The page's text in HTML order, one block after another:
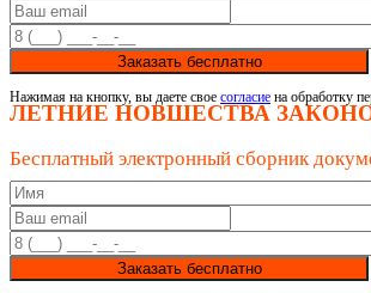
Заказать бесплатно
Нажимая на кнопку, вы даете свое согласие на обработку
ЛЕТНИЕ НОВШЕСТВА
Бесплатный электронный сборник
Заказать бесплатно